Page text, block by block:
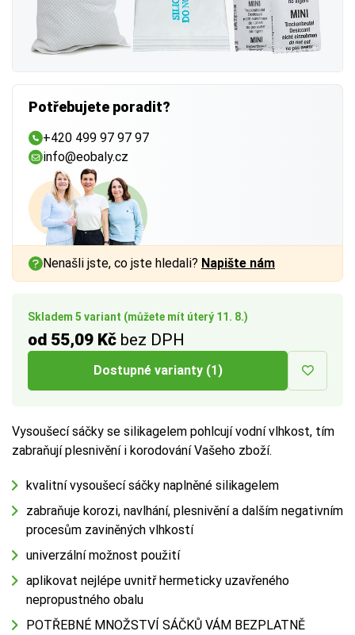
Skladem 5 variant (můžete mít úterý 11. 8.)
od 55,09 Kč bez DPH
Dostupné varianty (1)
Vysoušecí sáčky se silikagelem pohlcují vodní vlhkost, tím
zabraňují plesnivění i korodování Vašeho zboží.
kvalitní vysoušecí sáčky naplněné silikagelem
zabraňuje korozi, navlhání, plesnivění a dalším negativním
procesům zaviněných vlhkostí
univerzální možnost použití
aplikovat nejlépe uvnitř hermeticky uzavřeného
nepropustného obalu
POTŘEBNÉ MNOŽSTVÍ SÁČKŮ VÁM BEZPLATNĚ
Potřebujete poradit?
+420 499 97 97 97
info@eobaly.cz
Nenašli jste, co jste hledali? Napište nám